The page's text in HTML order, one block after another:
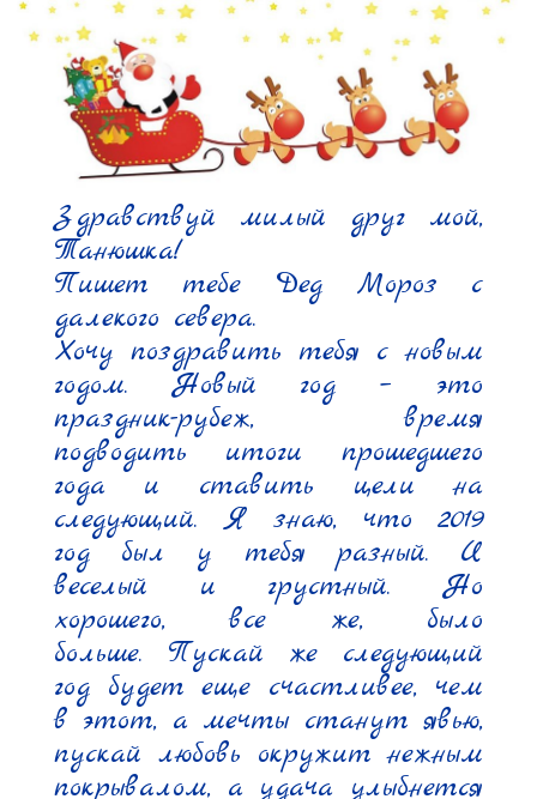
Здравствуй милый друг мой,
Танюшка!
Пишет тебе Дед Мороз с
далекого севера.
Хочу поздравить тебя с новым
годом. Новый год – это
праздник-рубеж, время
подводить итоги прошедшего
года и ставить цели на
следующий. Я знаю, что 2019
год был у тебя разный. И
веселый и грустный. Но
хорошего, все же, было
больше. Пускай же следующий
год будет еще счастливее, чем
в этот, а мечты станут явью,
пускай любовь окружит нежным
покрывалом, а удача улыбнется